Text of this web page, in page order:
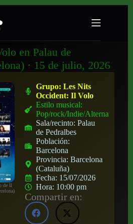
en Palau de
· 15 de julio, 2026
de Il
Grupo:Les Nits
Occident: Il Volo
Estilo musical:
Pop/rock/Indie/Alternativo
Sala/recinto:Palau
de Pedralbes
Población:
Barcelona
Provincia:Barcelona
(Cataluña)
Fecha: 15/07/2026
Hora: 10:00 pm
Compartir en: